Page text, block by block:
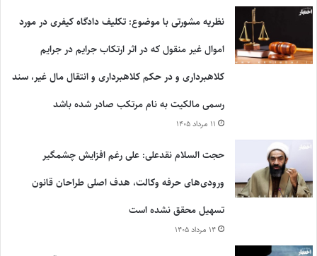
نظریه مشورتی با موضوع: تکلیف دادگاه کیفری در مورد
اموال غیر منقول که در اثر ارتکاب جرایم در جرایم
کلاهبرداری و در حکم کلاهبرداری و انتقال مال غیر، سند
رسمی مالکیت به نام مرتکب صادر شده باشد
۱۱ مرداد ۱۴۰۵
حجت السلام نقدعلی: علی رغم افزایش چشمگیر
ورودی‌های حرفه وکالت، هدف اصلی طراحان قانون
تسهیل محقق نشده است
۱۴ مرداد ۱۴۰۵